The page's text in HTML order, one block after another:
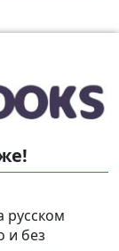
русском
и без